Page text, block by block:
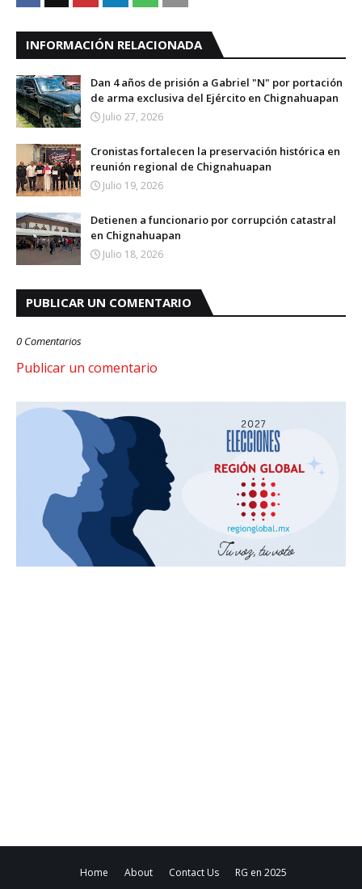
INFORMACIÓN RELACIONADA
Dan 4 años de prisión a Gabriel "N" por portación
de arma exclusiva del Ejército en Chignahuapan
Julio 27, 2026
Cronistas fortalecen la preservación histórica en
reunión regional de Chignahuapan
Julio 19, 2026
Detienen a funcionario por corrupción catastral
en Chignahuapan
Julio 18, 2026
PUBLICAR UN COMENTARIO
0 Comentarios
Publicar un comentario
Home About Contact Us RG en 2025